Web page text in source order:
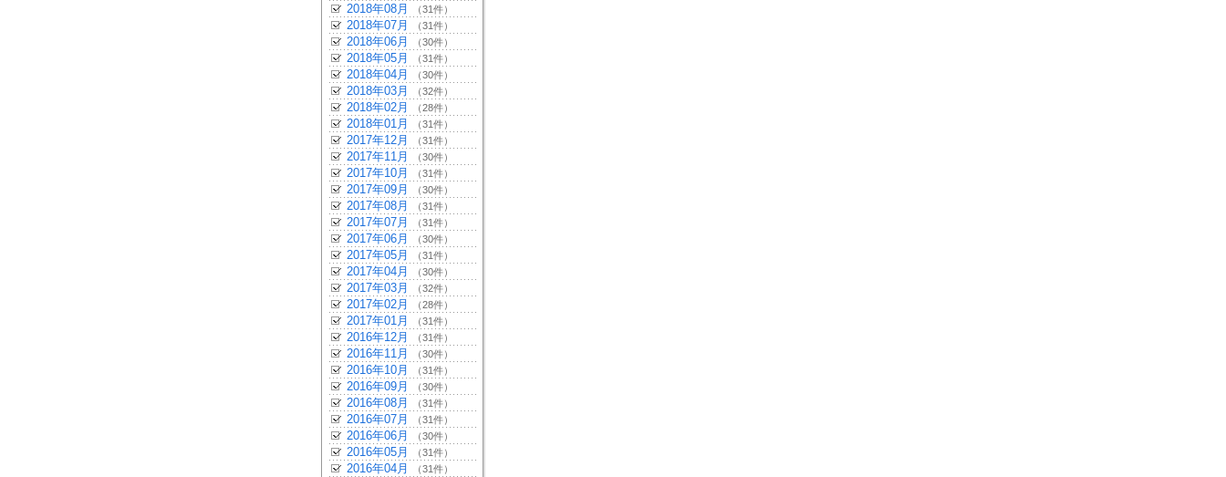
2018年08月 （31件）
2018年07月 （31件）
2018年06月 （30件）
2018年05月 （31件）
2018年04月 （30件）
2018年03月 （32件）
2018年02月 （28件）
2018年01月 （31件）
2017年12月 （31件）
2017年11月 （30件）
2017年10月 （31件）
2017年09月 （30件）
2017年08月 （31件）
2017年07月 （31件）
2017年06月 （30件）
2017年05月 （31件）
2017年04月 （30件）
2017年03月 （32件）
2017年02月 （28件）
2017年01月 （31件）
2016年12月 （31件）
2016年11月 （30件）
2016年10月 （31件）
2016年09月 （30件）
2016年08月 （31件）
2016年07月 （31件）
2016年06月 （30件）
2016年05月 （31件）
2016年04月 （31件）